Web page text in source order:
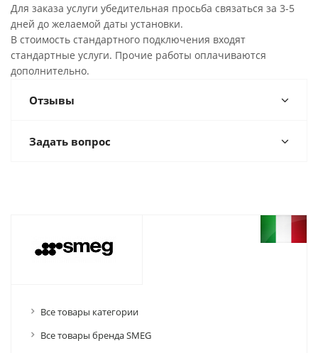
Для заказа услуги убедительная просьба связаться за 3-5
дней до желаемой даты установки.
В стоимость стандартного подключения входят
стандартные услуги. Прочие работы оплачиваются
дополнительно.
Отзывы
Задать вопрос
Все товары категории
Все товары бренда SMEG